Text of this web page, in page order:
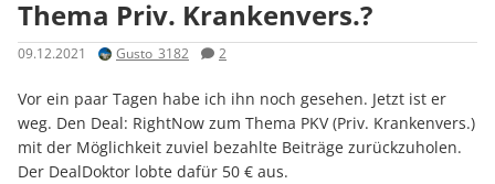
Thema Priv. Krankenvers.?
09.12.2021 Gusto_3182 2
Vor ein paar Tagen habe ich ihn noch gesehen. Jetzt ist er
weg. Den Deal: RightNow zum Thema PKV (Priv. Krankenvers.)
mit der Möglichkeit zuviel bezahlte Beiträge zurückzuholen.
Der DealDoktor lobte dafür 50 € aus.